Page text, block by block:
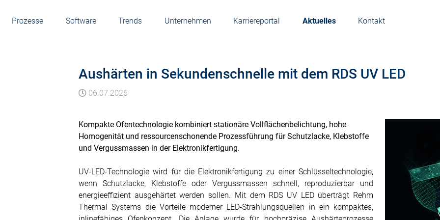
Prozesse Software Trends Unternehmen Karriereportal Aktuelles Kontakt
Aushärten in Sekundenschnelle mit dem RDS UV LED
06.07.2026
Kompakte Ofentechnologie kombiniert stationäre Vollflächenbelichtung, hohe
Homogenität und ressourcenschonende Prozessführung für Schutzlacke, Klebstoffe
und Vergussmassen in der Elektronikfertigung.
UV-LED-Technologie wird für die Elektronikfertigung zu einer Schlüsseltechnologie,
wenn Schutzlacke, Klebstoffe oder Vergussmassen schnell, reproduzierbar und
energieeffizient ausgehärtet werden sollen. Mit dem RDS UV LED überträgt Rehm
Thermal Systems die Vorteile moderner LED-Strahlungsquellen in ein kompaktes,